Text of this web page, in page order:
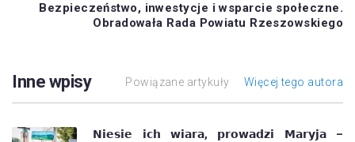
Bezpieczeństwo, inwestycje i wsparcie społeczne.
Obradowała Rada Powiatu Rzeszowskiego
Inne wpisy Powiązane artykuły Więcej tego autora
𝗡𝗶𝗲𝘀𝗶𝗲 𝗶𝗰𝗵 𝘄𝗶𝗮𝗿𝗮, 𝗽𝗿𝗼𝘄𝗮𝗱𝘇𝗶 𝗠𝗮𝗿𝘆𝗷𝗮 –